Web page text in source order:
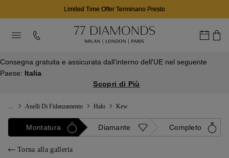
Limited Time Offer Terminano Presto
Consegna gratuita e assicurata dall'interno dell'UE nel seguente
Paese: Italia
Scopri di Più
Anelli Di Fidanzamento Halo Kew
Montatura Diamante Completo
Torna alla galleria